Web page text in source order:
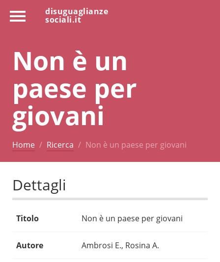
disuguaglianze
sociali.it
Non è un
paese per
giovani
Home Ricerca Non è un paese per giovani
Dettagli
Titolo Non è un paese per giovani
Autore Ambrosi E., Rosina A.